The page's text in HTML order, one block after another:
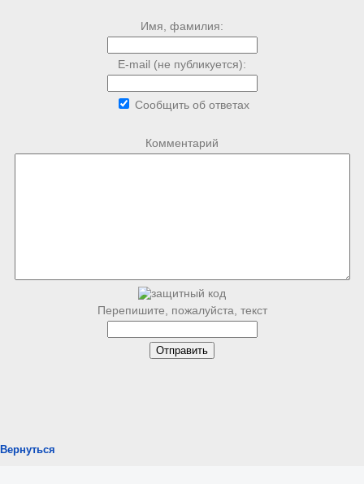
Имя, фамилия:
E-mail (не публикуется):
Сообщить об ответах
Комментарий
Перепишите, пожалуйста, текст
Вернуться